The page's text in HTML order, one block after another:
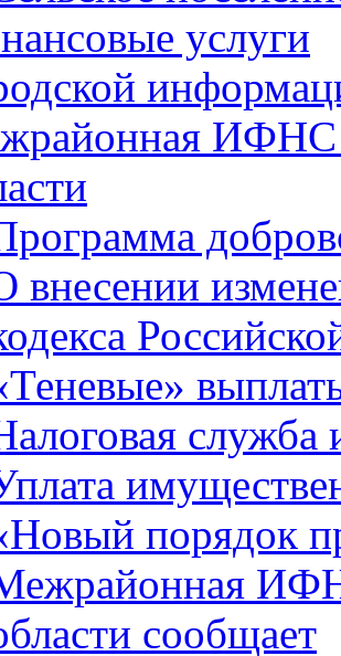
услуги
ИФНС
внесении
служба
порядок
сообщает